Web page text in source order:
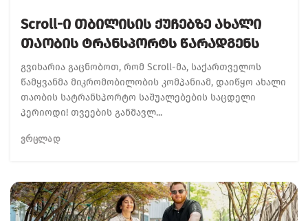
Scroll-Ი Თბილისის Ქუჩებზე Ახალი
Თაობის Ტრანსპორტს Წარადგენს
გვიხარია გაცნობოთ, რომ Scroll-მა, საქართველოს
წამყვანმა მიკრომობილობის კომპანიამ, დაიწყო ახალი
თაობის სატრანსპორტო საშუალებების საცდელი
პერიოდი! თვეების განმავლ...
ᲕᲠᲪᲚᲐᲓ